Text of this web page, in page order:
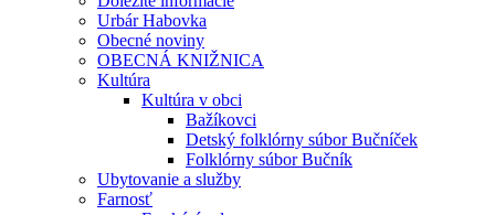
Urbár Habovka
Obecné noviny
OBECNÁ KNIŽNICA
Kultúra
Kultúra v obci
Bažíkovci
Detský folklórny súbor Bučníček
Folklórny súbor Bučník
Ubytovanie a služby
Farnosť